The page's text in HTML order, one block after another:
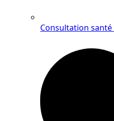
Consultation santé